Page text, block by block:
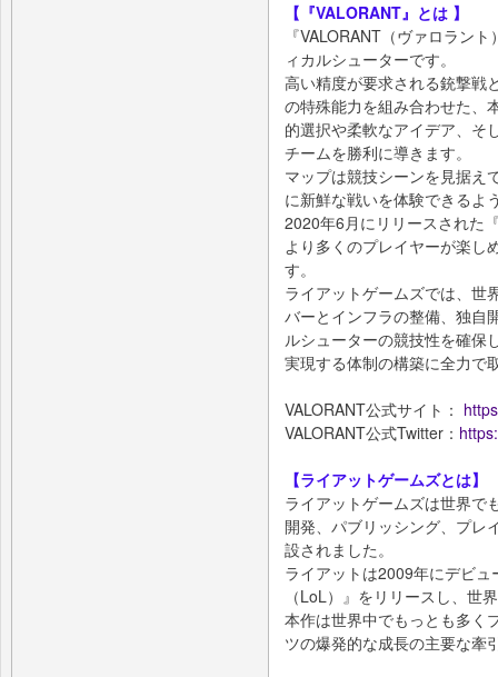
【『VALORANT』とは 】
『VALORANT（ヴァロラン
ィカルシューターです。
高い精度が要求される銃撃戦
の特殊能力を組み合わせた、
的選択や柔軟なアイデア、そ
チームを勝利に導きます。
マップは競技シーンを見据え
に新鮮な戦いを体験できるよ
2020年6月にリリースされた
より多くのプレイヤーが楽し
す。
ライアットゲームズでは、世
バーとインフラの整備、独自
ルシューターの競技性を確保
実現する体制の構築に全力で
VALORANT公式サイト：
VALORANT公式Twitter：
【ライアットゲームズとは】
ライアットゲームズは世界で
開発、パブリッシング、プレ
設されました。
ライアットは2009年にデビ
（LoL）』をリリースし、世
本作は世界中でもっとも多く
ツの爆発的な成長の主要な牽